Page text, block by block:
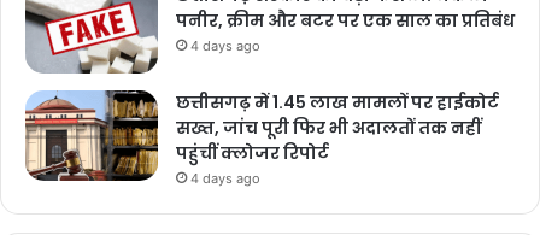
पनीर, क्रीम और बटर पर एक साल का प्रतिबंध
4 days ago
छत्तीसगढ़ में 1.45 लाख मामलों पर हाईकोर्ट
सख्त, जांच पूरी फिर भी अदालतों तक नहीं
पहुंचीं क्लोजर रिपोर्ट
4 days ago